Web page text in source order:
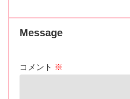
Message
コメント ※